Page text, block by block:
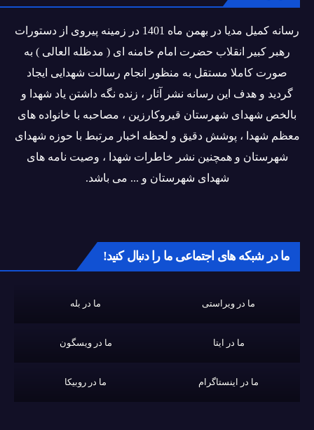
رسانه کمیل مدیا در بهمن ماه 1401 در زمینه پیروی از دستورات
رهبر کبیر انقلاب حضرت امام خامنه ای ( مدظله العالی ) به
صورت کاملا مستقل به منظور انجام رسالت شهدایی ایجاد
گردید و هدف این رسانه نشر آثار ، زنده نگه داشتن یاد شهدا و
بالخص شهدای شهرستان قیروکارزین ، مصاحبه با خانواده های
معظم شهدا ، پوشش دقیق و لحظه اخبار مرتبط با حوزه شهدای
شهرستان و همچنین نشر خاطرات شهدا ، وصیت نامه های
شهدای شهرستان و ... می باشد.
ما در شبکه های اجتماعی ما را دنبال کنید!
ما در ویراستی ما در بله
ما در ایتا ما در ویسگون
ما در اینستاگرام ما در روبیکا